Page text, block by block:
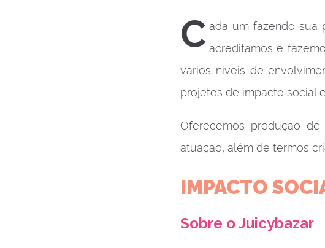
C ada um fazendo sua
acreditamos e
vários níveis de
projetos de impacto social
Oferecemos produção
atuação, além de termos
IMPACTO
Sobre o Juicybazar